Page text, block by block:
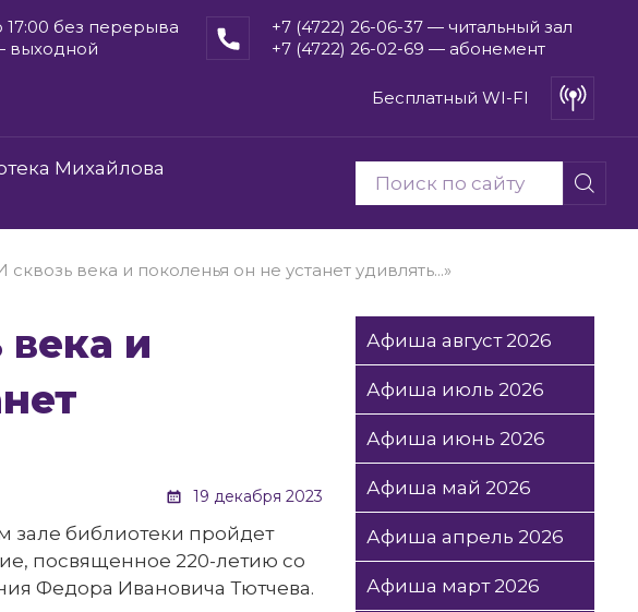
без перерыва
выходной
+7 (4722) 26-06-37 — читальный зал
+7 (4722) 26-02-69 — абонемент
Бесплатный WI-FI
Михайлова
сквозь века и поколенья он не устанет удивлять...»
19 декабря 2023
зале библиотеки пройдет
посвященное 220-летию со
Федора Ивановича Тютчева.
Афиша август 2026
Афиша июль 2026
Афиша июнь 2026
Афиша май 2026
Афиша апрель 2026
Афиша март 2026